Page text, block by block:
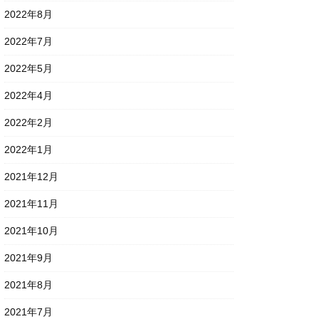
2022年8月
2022年7月
2022年5月
2022年4月
2022年2月
2022年1月
2021年12月
2021年11月
2021年10月
2021年9月
2021年8月
2021年7月